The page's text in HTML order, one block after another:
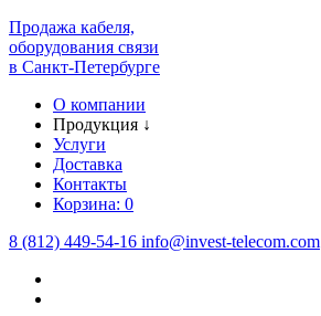
Продажа кабеля,
оборудования связи
в Санкт-Петербурге
О компании
Продукция ↓
Услуги
Доставка
Контакты
Корзина: 0
8 (812) 449-54-16 info@invest-telecom.com